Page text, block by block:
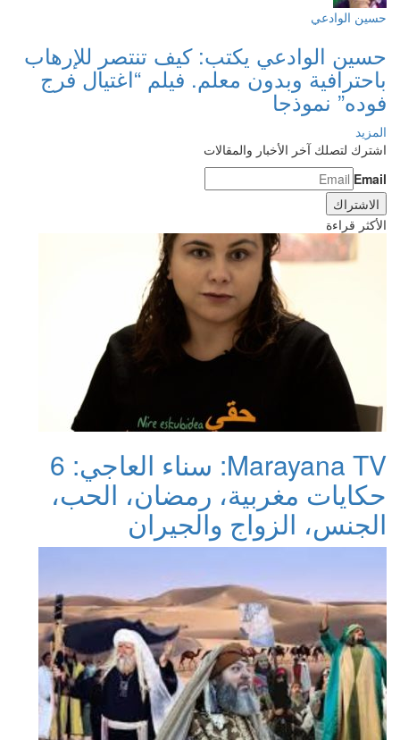
حسين الوادعي
حسين الوادعي يكتب: كيف تنتصر للإرهاب
باحترافية وبدون معلم. فيلم “اغتيال فرج
فوده” نموذجا
المزيد
اشترك لتصلك آخر الأخبار والمقالات
Email
الأكثر قراءة
Marayana TV: سناء العاجي: 6
حكايات مغربية، رمضان، الحب،
الجنس، الزواج والجيران